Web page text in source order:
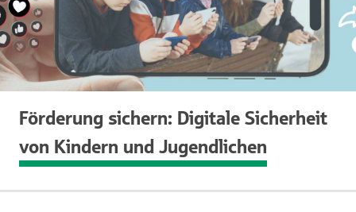
Förderung sichern: Digitale Sicherheit
von Kindern und Jugendlichen